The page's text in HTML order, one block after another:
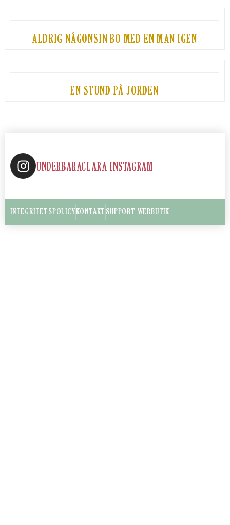
ALDRIG NÅGONSIN BO MED EN MAN IGEN
EN STUND PÅ JORDEN
UNDERBARACLARA INSTAGRAM
INTEGRITETSPOLICYKONTAKTSUPPORT WEBBUTIK